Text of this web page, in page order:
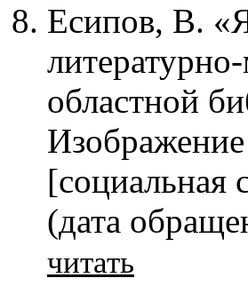
Есипов, В.
областной
[социальная
(дата
читать